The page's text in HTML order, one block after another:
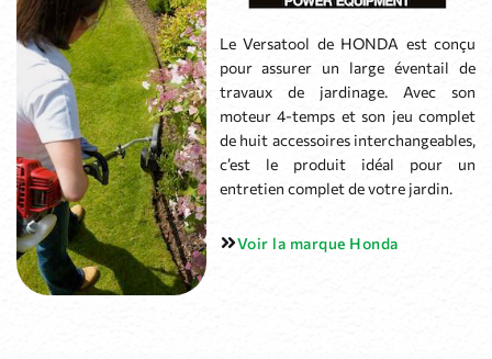
Le Versatool de HONDA est conçu
pour assurer un large éventail de
travaux de jardinage. Avec son
moteur 4-temps et son jeu complet
de huit accessoires interchangeables,
c’est le produit idéal pour un
entretien complet de votre jardin.
Voir la marque Honda